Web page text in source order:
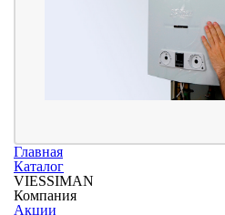
Главная
Каталог
VIESSIMAN
Компания
Акции